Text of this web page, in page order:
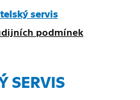
servis
podmínek
SERVIS